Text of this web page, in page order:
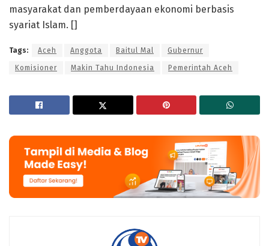
masyarakat dan pemberdayaan ekonomi berbasis
syariat Islam. []
Tags: Aceh Anggota Baitul Mal Gubernur
Komisioner Makin Tahu Indonesia Pemerintah Aceh